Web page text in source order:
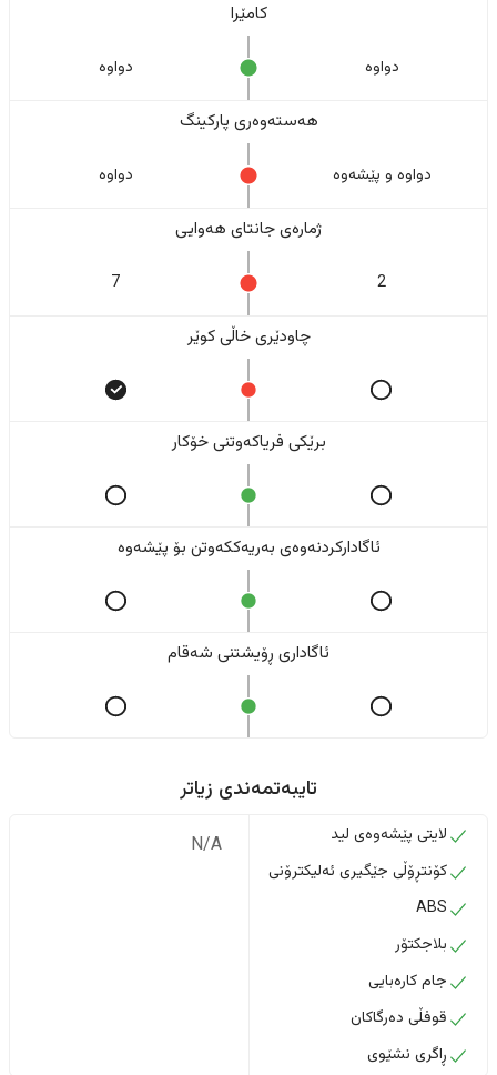
کامێرا
دواوە دواوە
هەستەوەری پارکینگ
دواوە و پێشەوە دواوە
ژمارەی جانتای هەوایی
2
7
چاودێری خاڵی کوێر
برێکی فریاکەوتنی خۆکار
ئاگادارکردنەوەی بەریەککەوتن بۆ پێشەوە
ئاگاداری ڕۆیشتنی شەقام
تایبەتمەندی زیاتر
لایتی پێشەوەی لید
کۆنتڕۆڵی جێگیری ئەلیکترۆنی
ABS
بلاجکتۆر
جام کارەبایی
قوفڵی دەرگاکان
ڕاگری نشێوی
N/A